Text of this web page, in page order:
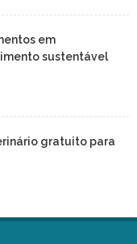
em
sustentável
gratuito para